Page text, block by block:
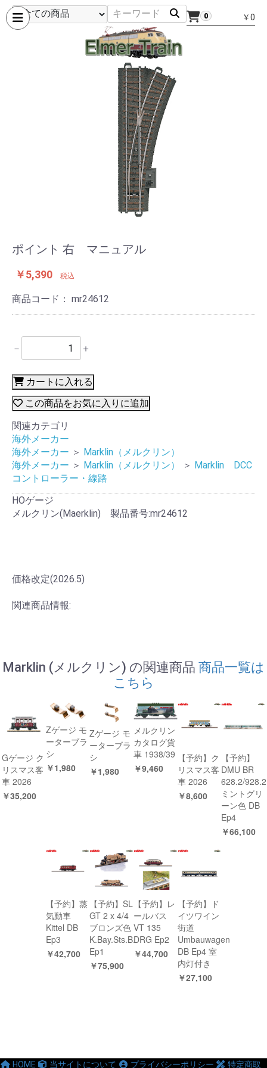
0 ￥0
ポイント 右 マニュアル
￥5,390 税込
商品コード： mr24612
－ ＋
カートに入れる
この商品をお気に入りに追加
関連カテゴリ
海外メーカー
海外メーカー ＞ Marklin（メルクリン）
海外メーカー ＞ Marklin（メルクリン） ＞ Marklin DCC
コントローラー・線路
HOゲージ
メルクリン(Maerklin) 製品番号:mr24612
価格改定(2026.5)
関連商品情報:
Marklin (メルクリン) の関連商品 商品一覧は
こちら
Gゲージ ク
リスマス客
車 2026
￥35,200
Zゲージ モ
ーターブラ
シ
￥1,980
Zゲージ モ
ーターブラ
シ
￥1,980
メルクリン
カタログ貨
車 1938/39
￥9,460
【予約】ク
リスマス客
車 2026
￥8,600
【予約】
DMU BR
628.2/928.2
ミントグリ
ーン色 DB
Ep4
￥66,100
【予約】蒸
気動車
Kittel DB
Ep3
￥42,700
【予約】SL
GT 2 x 4/4
ブロンズ色
K.Bay.Sts.B.
Ep1
￥75,900
【予約】レ
ールバス
VT 135
DRG Ep2
￥44,700
【予約】ド
イツワイン
街道
Umbauwagen
DB Ep4 室
内灯付き
￥27,100
HOME 当サイトについて プライバシーポリシー 特定商取